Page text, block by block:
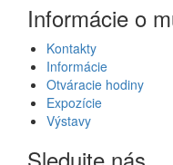
Informácie o
Kontakty
Informácie
Otváracie hodiny
Expozície
Výstavy